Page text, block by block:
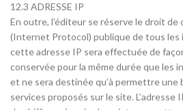
12.3 ADRESSE IP
En outre, l’éditeur se réserve le droit de
(Internet Protocol) publique de tous les
cette adresse IP sera effectuée de
conservée pour la même durée que les
et ne sera destinée qu’à permettre une
services proposés sur le site. L’adresse